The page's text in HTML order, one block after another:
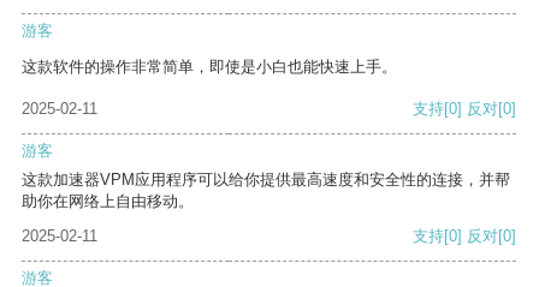
游客
这款软件的操作非常简单，即使是小白也能快速上手。
2025-02-11 支持[0] 反对[0]
游客
这款加速器VPM应用程序可以给你提供最高速度和安全性的连接，并帮
助你在网络上自由移动。
2025-02-11
支持[0] 反对[0]
游客